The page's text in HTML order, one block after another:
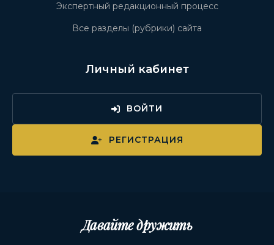
Экспертный редакционный процесс
Все разделы (рубрики) сайта
Личный кабинет
ВОЙТИ
РЕГИСТРАЦИЯ
Давайте дружить